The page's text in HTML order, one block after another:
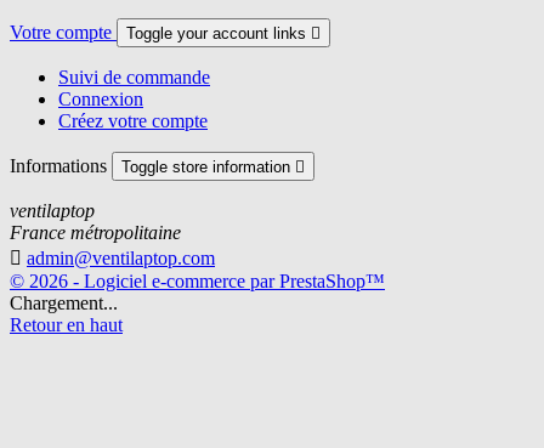
Votre compte Toggle your account links 
Suivi de commande
Connexion
Créez votre compte
Informations Toggle store information 
ventilaptop
France métropolitaine
 admin@ventilaptop.com
© 2026 - Logiciel e-commerce par PrestaShop™
Chargement...
Retour en haut